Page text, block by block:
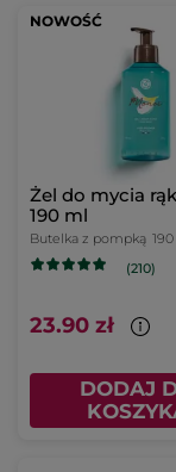
NOWOŚĆ
Żel do mycia
190 ml
Butelka z pompką
(210)
23.90 zł
DODAJ